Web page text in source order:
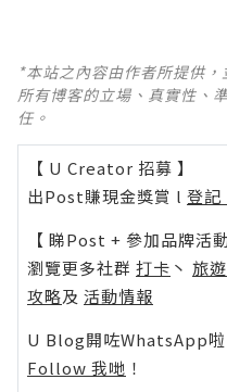
*本站之內容由作者所提供
所有博客的立場、真實性、
任。
【 U Creator 招募 】
出Post賺現金獎賞 l 登記
【 睇Post + 參加品牌活動
瀏覽更多社群 打卡 丶 旅遊
攻略及 活動情報
U Blog開咗WhatsApp啦
Follow 我哋 ！